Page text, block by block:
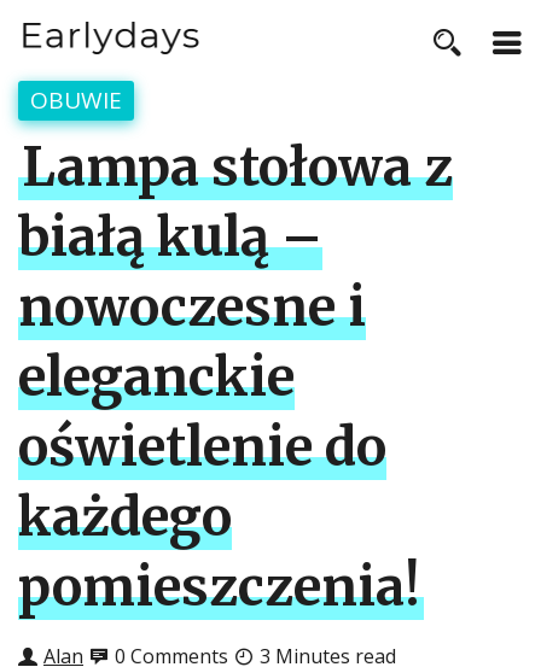
OBUWIE
Lampa stołowa z
białą kulą –
nowoczesne i
eleganckie
oświetlenie do
każdego
pomieszczenia!
Alan 0 Comments 3 Minutes read